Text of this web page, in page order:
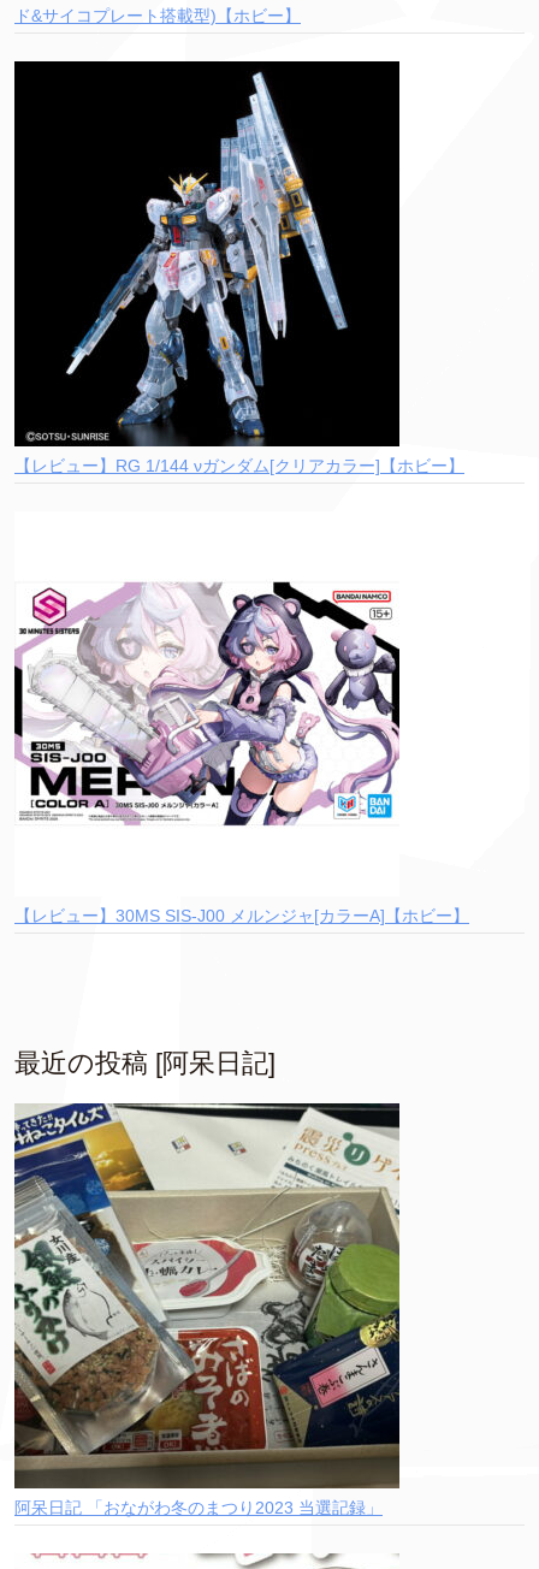
ド&サイコプレート搭載型)【ホビー】
【レビュー】RG 1/144 νガンダム[クリアカラー]【ホビー】
【レビュー】30MS SIS-J00 メルンジャ[カラーA]【ホビー】
最近の投稿 [阿呆日記]
阿呆日記 「おながわ冬のまつり2023 当選記録」